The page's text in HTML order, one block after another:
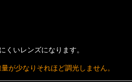
いレンズになります。
が少なりそれほど調光しません。